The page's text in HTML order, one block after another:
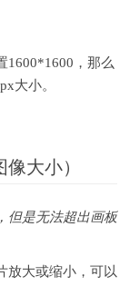
1600*1600，那么
大小。
大小）
但是无法超出画板
放大或缩小，可以